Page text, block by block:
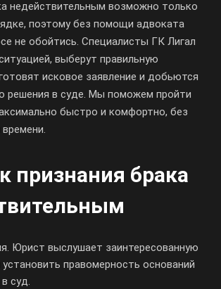
недействительным возможно только
поэтому без помощи адвоката
не обойтись. Специалисты ГК Лигал
выберут правильную
исковое заявление и добьются
решения в суде. Мы поможем пройти
быстро и комфортно, без
признания брака
Юрист выслушает заинтересованную
правомерность оснований
суд.